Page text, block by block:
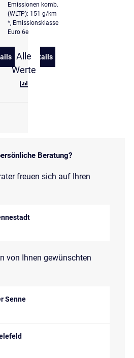
Caddy Edition 1.5 TSI 7-Sitzer
zu Volkswagen Caddy Goal 1.5 TSI 5J.
Emissionen komb.
(WLTP): 151 g/km
*, Emissionsklasse
Euro 6e
Alle
Werte
Details
zu Volkswagen Caddy
Beratung?
freuen sich auf Ihren
von Ihnen gewünschten
Senne